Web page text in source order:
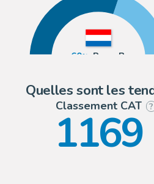
60
Pays-Bas
Quelles sont les
Classement CAT ?
1169